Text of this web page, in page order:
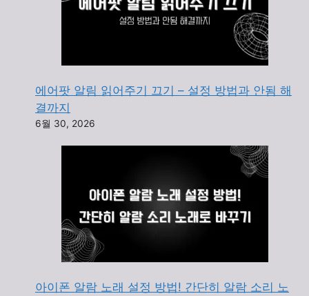
에어팟 알림 읽어주기 끄기 – 설정 방법과 안됨 해
결까지
6월 30, 2026
아이폰 알람 노래 설정 방법! 간단히 알람 소리 노